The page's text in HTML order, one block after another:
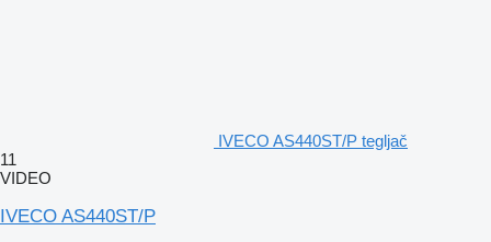
IVECO AS440ST/P tegljač
11
VIDEO
IVECO AS440ST/P